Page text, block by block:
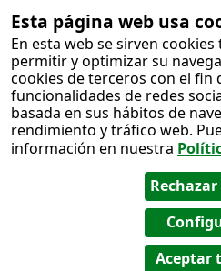
Esta página web usa
En esta web se sirven
permitir y optimizar su
cookies de terceros con el fin
funcionalidades de redes
basada en sus hábitos de
rendimiento y tráfico web.
información en nuestra